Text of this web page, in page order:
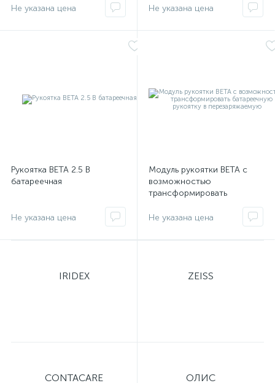
Рукоятка ВЕТА 2.5 В
батареечная
Модуль рукоятки BETA с
возможностью
трансформировать
батареечную рукоятку в
перезаряжаемую
IRIDEX ZEISS
CONTACARE ОЛИС